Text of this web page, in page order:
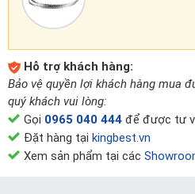
Hỗ trợ khách hàng:
Bảo vệ quyền lợi khách hàng mua
quý khách vui lòng:
Gọi 0965 040 444 để được tư
Đặt hàng tại kingbest.vn
Xem sản phẩm tại các